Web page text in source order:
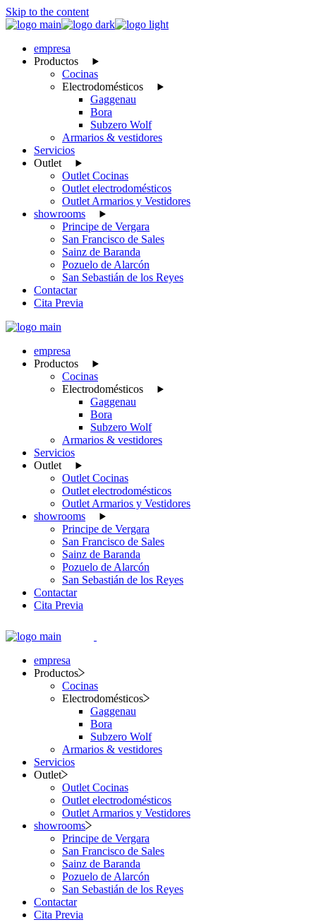
Skip to the content
empresa
Productos
Cocinas
Electrodomésticos
Gaggenau
Bora
Subzero Wolf
Armarios & vestidores
Servicios
Outlet
Outlet Cocinas
Outlet electrodomésticos
Outlet Armarios y Vestidores
showrooms
Principe de Vergara
San Francisco de Sales
Sainz de Baranda
Pozuelo de Alarcón
San Sebastián de los Reyes
Contactar
Cita Previa
empresa
Productos
Cocinas
Electrodomésticos
Gaggenau
Bora
Subzero Wolf
Armarios & vestidores
Servicios
Outlet
Outlet Cocinas
Outlet electrodomésticos
Outlet Armarios y Vestidores
showrooms
Principe de Vergara
San Francisco de Sales
Sainz de Baranda
Pozuelo de Alarcón
San Sebastián de los Reyes
Contactar
Cita Previa
empresa
Productos
Cocinas
Electrodomésticos
Gaggenau
Bora
Subzero Wolf
Armarios & vestidores
Servicios
Outlet
Outlet Cocinas
Outlet electrodomésticos
Outlet Armarios y Vestidores
showrooms
Principe de Vergara
San Francisco de Sales
Sainz de Baranda
Pozuelo de Alarcón
San Sebastián de los Reyes
Contactar
Cita Previa